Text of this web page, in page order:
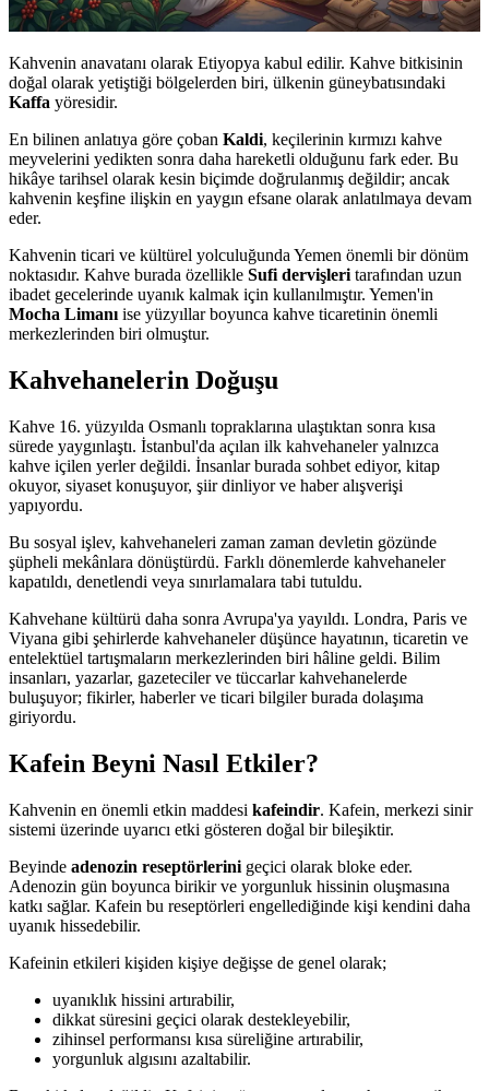
Kahvenin anavatanı olarak Etiyopya kabul edilir. Kahve bitkisinin
doğal olarak yetiştiği bölgelerden biri, ülkenin güneybatısındaki
Kaffa yöresidir.
En bilinen anlatıya göre çoban Kaldi, keçilerinin kırmızı kahve
meyvelerini yedikten sonra daha hareketli olduğunu fark eder. Bu
hikâye tarihsel olarak kesin biçimde doğrulanmış değildir; ancak
kahvenin keşfine ilişkin en yaygın efsane olarak anlatılmaya devam
eder.
Kahvenin ticari ve kültürel yolculuğunda Yemen önemli bir dönüm
noktasıdır. Kahve burada özellikle Sufi dervişleri tarafından uzun
ibadet gecelerinde uyanık kalmak için kullanılmıştır. Yemen'in
Mocha Limanı ise yüzyıllar boyunca kahve ticaretinin önemli
merkezlerinden biri olmuştur.
Kahvehanelerin Doğuşu
Kahve 16. yüzyılda Osmanlı topraklarına ulaştıktan sonra kısa
sürede yaygınlaştı. İstanbul'da açılan ilk kahvehaneler yalnızca
kahve içilen yerler değildi. İnsanlar burada sohbet ediyor, kitap
okuyor, siyaset konuşuyor, şiir dinliyor ve haber alışverişi
yapıyordu.
Bu sosyal işlev, kahvehaneleri zaman zaman devletin gözünde
şüpheli mekânlara dönüştürdü. Farklı dönemlerde kahvehaneler
kapatıldı, denetlendi veya sınırlamalara tabi tutuldu.
Kahvehane kültürü daha sonra Avrupa'ya yayıldı. Londra, Paris ve
Viyana gibi şehirlerde kahvehaneler düşünce hayatının, ticaretin ve
entelektüel tartışmaların merkezlerinden biri hâline geldi. Bilim
insanları, yazarlar, gazeteciler ve tüccarlar kahvehanelerde
buluşuyor; fikirler, haberler ve ticari bilgiler burada dolaşıma
giriyordu.
Kafein Beyni Nasıl Etkiler?
Kahvenin en önemli etkin maddesi kafeindir. Kafein, merkezi sinir
sistemi üzerinde uyarıcı etki gösteren doğal bir bileşiktir.
Beyinde adenozin reseptörlerini geçici olarak bloke eder.
Adenozin gün boyunca birikir ve yorgunluk hissinin oluşmasına
katkı sağlar. Kafein bu reseptörleri engellediğinde kişi kendini daha
uyanık hissedebilir.
Kafeinin etkileri kişiden kişiye değişse de genel olarak;
uyanıklık hissini artırabilir,
dikkat süresini geçici olarak destekleyebilir,
zihinsel performansı kısa süreliğine artırabilir,
yorgunluk algısını azaltabilir.